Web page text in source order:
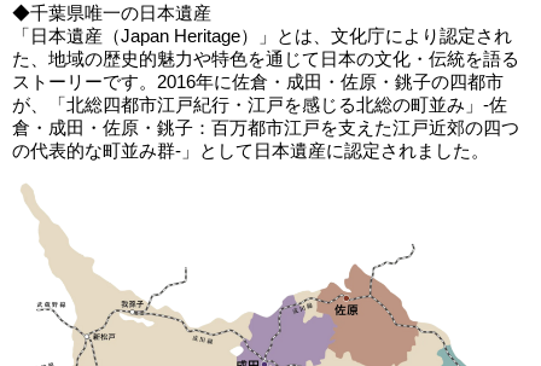
◆千葉県唯一の日本遺産
「日本遺産（Japan Heritage）」とは、文化庁により認定され
た、地域の歴史的魅力や特色を通じて日本の文化・伝統を語る
ストーリーです。2016年に佐倉・成田・佐原・銚子の四都市
が、「北総四都市江戸紀行・江戸を感じる北総の町並み」-佐
倉・成田・佐原・銚子：百万都市江戸を支えた江戸近郊の四つ
の代表的な町並み群-」として日本遺産に認定されました。